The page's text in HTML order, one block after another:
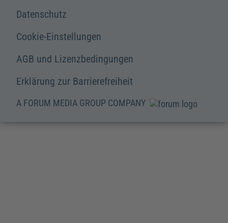
Datenschutz
Cookie-Einstellungen
AGB und Lizenzbedingungen
Erklärung zur Barrierefreiheit
A FORUM MEDIA GROUP COMPANY